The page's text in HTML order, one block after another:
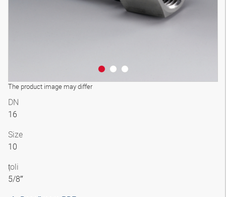
The product image may differ
DN
16
Size
10
țoli
5/8″